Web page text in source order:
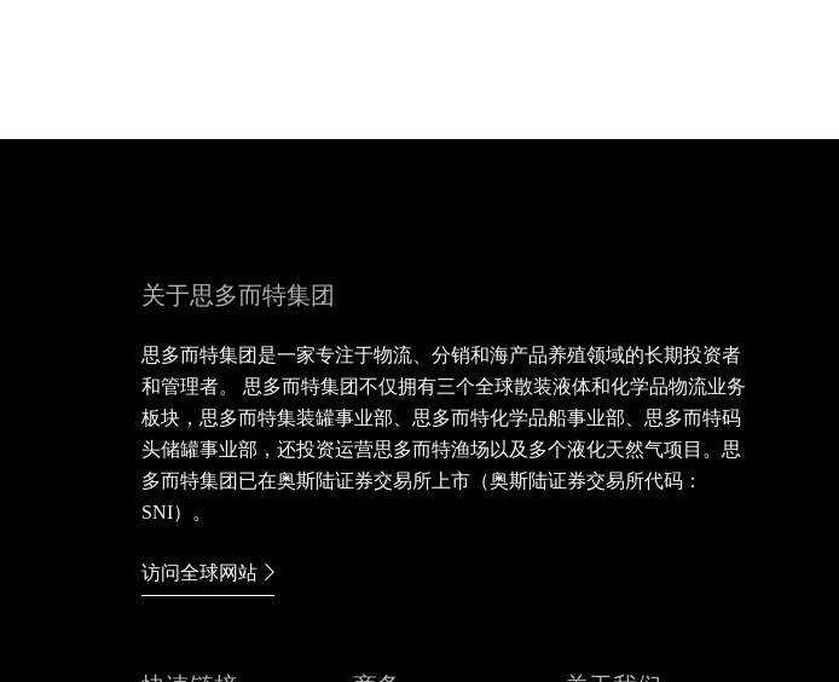
关于思多而特集团
思多而特集团是一家专注于物流、分销和海产品养殖领域的长期投资者
和管理者。 思多而特集团不仅拥有三个全球散装液体和化学品物流业务
板块，思多而特集装罐事业部、思多而特化学品船事业部、思多而特码
头储罐事业部，还投资运营思多而特渔场以及多个液化天然气项目。思
多而特集团已在奥斯陆证券交易所上市（奥斯陆证券交易所代码：
SNI）。
访问全球网站